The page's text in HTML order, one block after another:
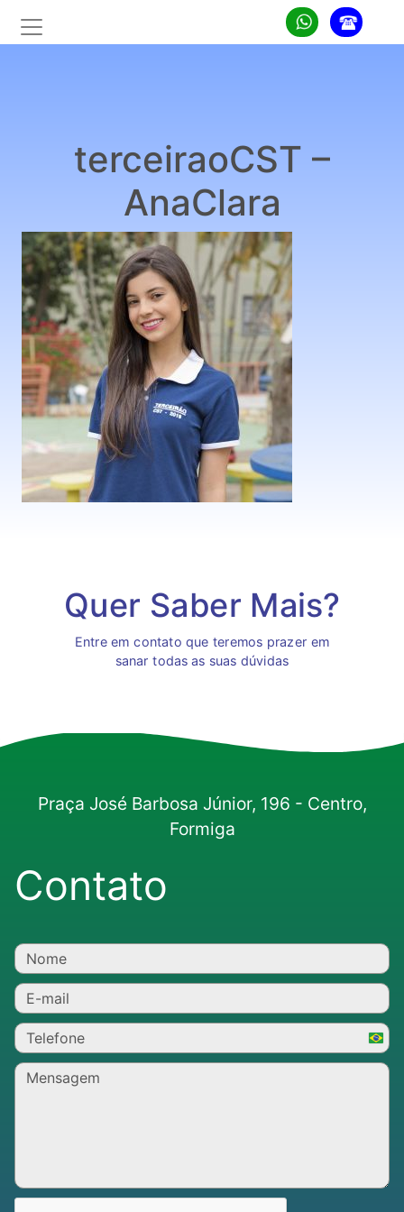
terceiraoCST –
AnaClara
Quer Saber Mais?
Entre em contato que teremos prazer em
sanar todas as suas dúvidas
Praça José Barbosa Júnior, 196 - Centro,
Formiga
Contato
+55